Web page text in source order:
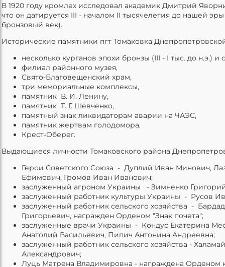
В 1920 году кромлех исследовал академик Дмитрий
что он датируется III - началом II тысячелетия до нашей
бронзовый век).
Исторические памятники пгт Томаковка
несколько курганов эпохи бронзы (III - I тыс. до н.э.)
филиал районного музея,
Свято-Благовещенский храм,
три мемориальные комплексы,
памятник В. И. Ленину,
памятник Т. Г. Шевченко,
памятный знак ликвидаторам аварии на ЧАЭС,
памятник жертвам голодомора,
Крест-Оберег.
Выдающиеся личности Томаковского района
Герои Советского Союза - Дуплий Иван Минович,
Ефимович, Громов Иван Иванович;
заслуженный агроном Украины - Зимненко
заслуженный работник культуры Украины - Русов
заслуженный работник сельского хозяйства -
Григорьевич, награжден Орденом "Знак почета";
заслуженные врачи Украины - Кондус Екатерина
Анатолий Васильевич, Пипич Антонина Андреевна;
заслуженный работник сельского хозяйства -
Александрович;
Луць Матрена Владимировна - награждена Орденом